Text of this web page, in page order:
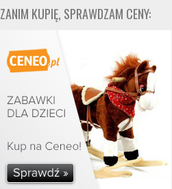
ZANIM KUPIĘ, SPRAWDZAM CENY: